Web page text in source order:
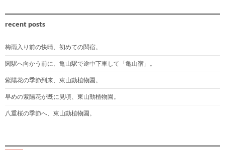
recent posts
梅雨入り前の快晴、初めての関宿。
関駅へ向かう前に、亀山駅で途中下車して「亀山宿」。
紫陽花の季節到来、東山動植物園。
早めの紫陽花が既に見頃、東山動植物園。
八重桜の季節へ、東山動植物園。